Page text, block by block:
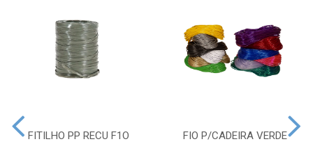
FITILHO PP RECU F1O
FIO P/CADEIRA VERDE